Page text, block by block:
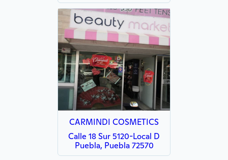
CARMINDI COSMETICS
Calle 18 Sur 5120-Local D
Puebla, Puebla 72570